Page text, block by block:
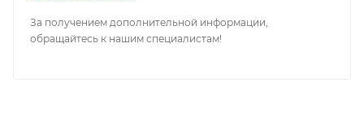
За получением дополнительной информации,
обращайтесь к нашим специалистам!